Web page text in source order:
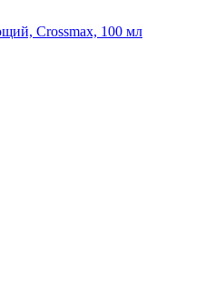
Crossmax, 100 мл